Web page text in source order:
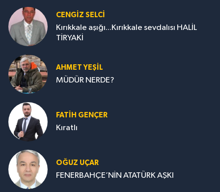
CENGİZ SELCİ
Kırıkkale aşığı...Kırıkkale sevdalısı HALİL
TİRYAKİ
AHMET YEŞİL
MÜDÜR NERDE?
FATIH GENÇER
Kıratlı
OĞUZ UÇAR
FENERBAHÇE’NİN ATATÜRK AŞKI